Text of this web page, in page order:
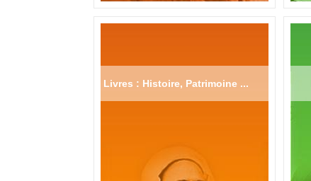
Livres : Histoire, Patrimoine ...